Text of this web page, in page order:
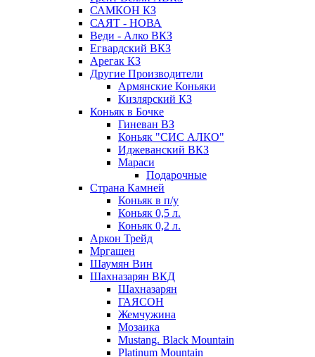
САМКОН КЗ
САЯТ - НОВА
Веди - Алко ВКЗ
Егвардский ВКЗ
Арегак КЗ
Другие Производители
Армянские Коньяки
Кизлярский КЗ
Коньяк в Бочке
Гиневан ВЗ
Коньяк "СИС АЛКО"
Иджеванский ВКЗ
Мараси
Подарочные
Страна Камней
Коньяк в п/у
Коньяк 0,5 л.
Коньяк 0,2 л.
Аркон Трейд
Мргашен
Шаумян Вин
Шахназарян ВКД
Шахназарян
ГАЯСОН
Жемчужина
Мозаика
Mustang. Black Mountain
Platinum Mountain